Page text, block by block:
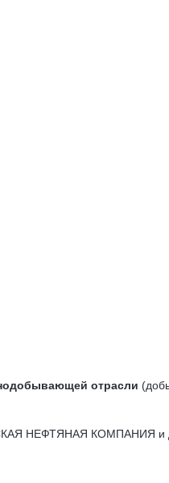
отрасли
НЕФТЯНАЯ КОМПАНИЯ и